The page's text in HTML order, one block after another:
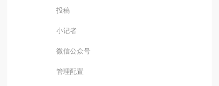
投稿
小记者
微信公众号
管理配置